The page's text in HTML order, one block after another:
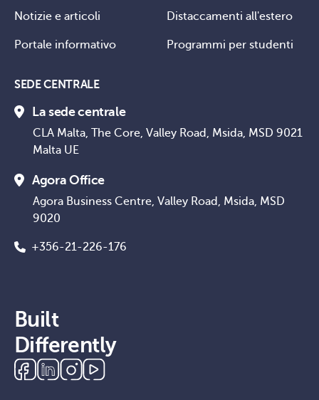
Notizie e articoli
Portale informativo
Distaccamenti all'estero
Programmi per studenti
SEDE CENTRALE
La sede centrale
CLA Malta, The Core, Valley Road, Msida, MSD 9021
Malta UE
Agora Office
Agora Business Centre, Valley Road, Msida, MSD
9020
+356-21-226-176
Built
Differently